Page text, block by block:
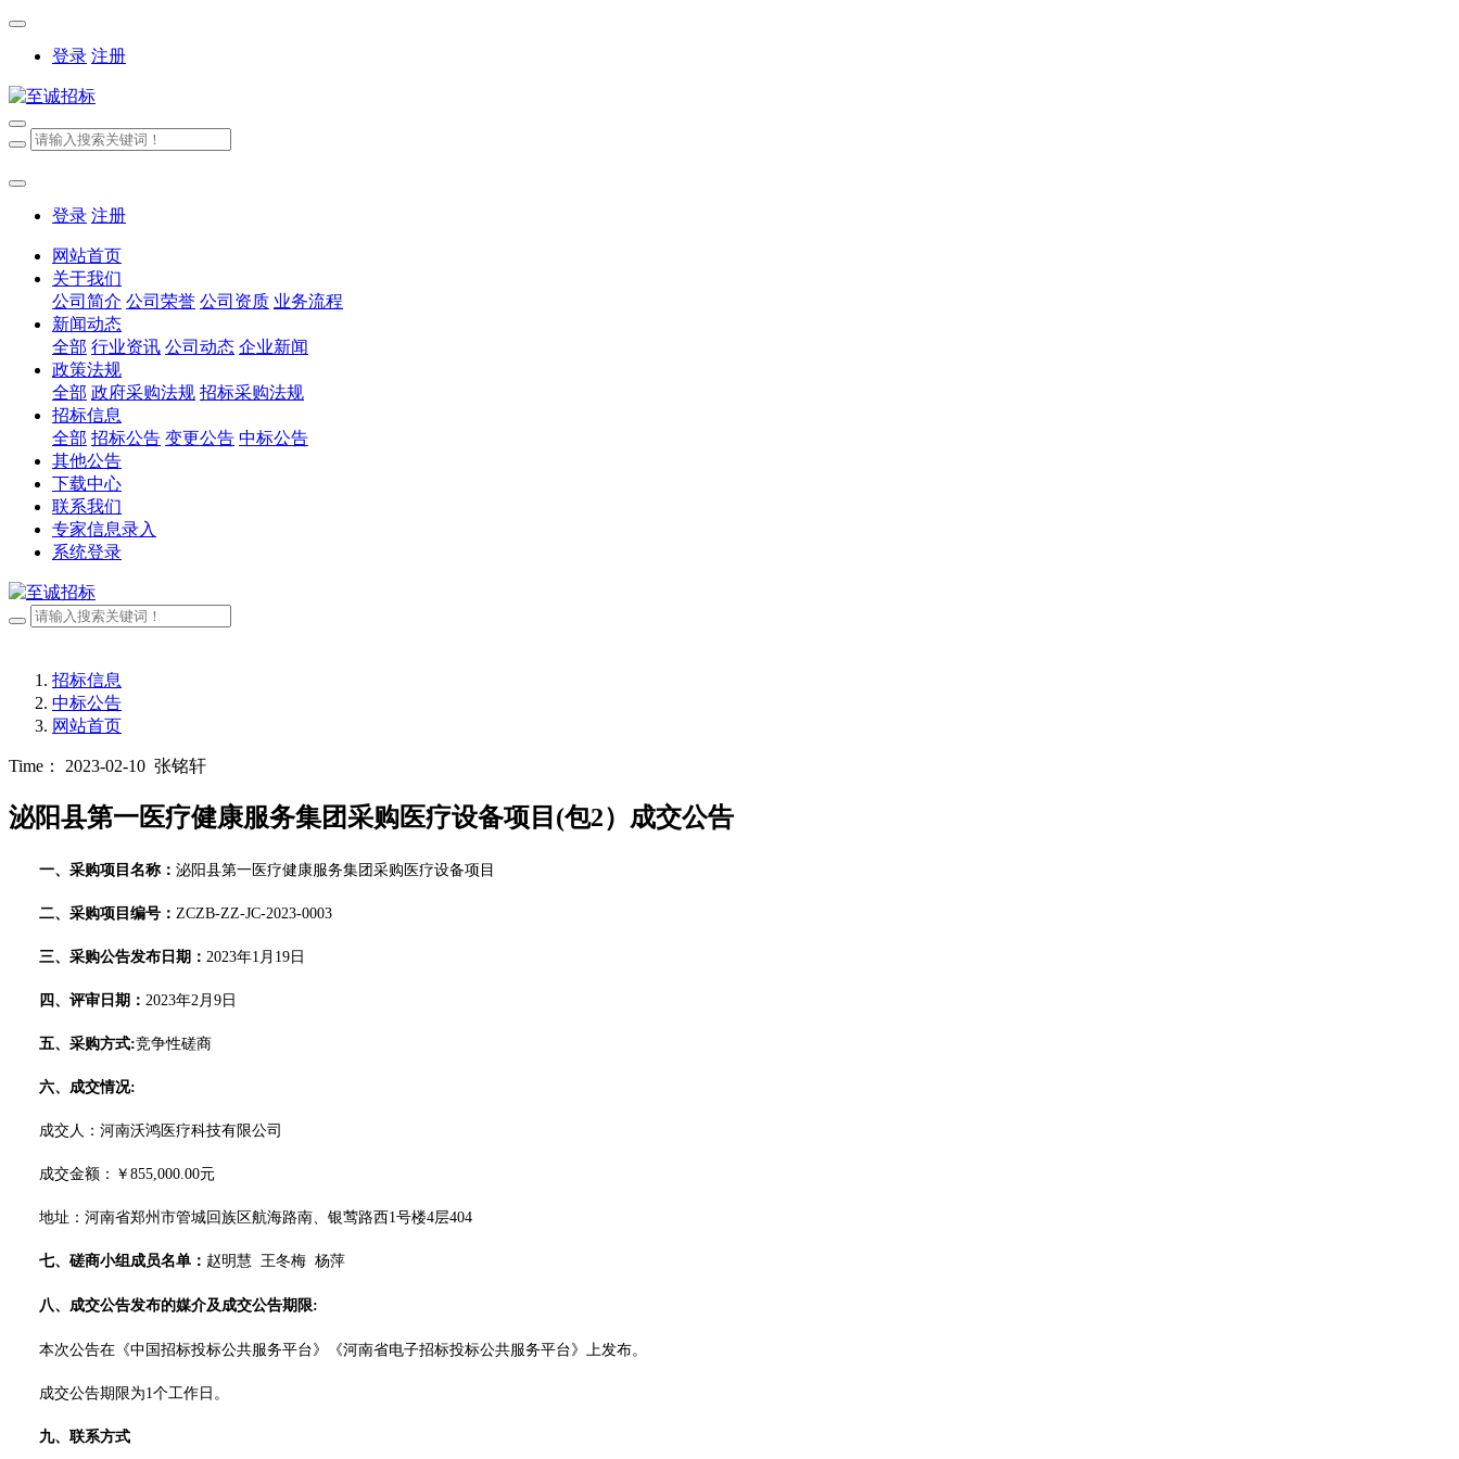
登录 注册
登录 注册
网站首页
关于我们
公司简介 公司荣誉 公司资质 业务流程
新闻动态
全部 行业资讯 公司动态 企业新闻
政策法规
全部 政府采购法规 招标采购法规
招标信息
全部 招标公告 变更公告 中标公告
其他公告
下载中心
联系我们
专家信息录入
系统登录
招标信息
中标公告
网站首页
Time： 2023-02-10 张铭轩
泌阳县第一医疗健康服务集团采购医疗设备项目(包2）成交公告
一、采购项目名称： 泌阳县第一医疗健康服务集团采购医疗设备项目
二、 采购项目编号： ZCZB-ZZ-JC-2023-0003
三、 采购公告发布日期： 2023年1 月 19 日
四、 评审日期： 2023年2月 9 日
五、 采购方式:竞争性磋商
六、 成交情况:
成交人： 河南沃鸿医疗科技有限公司
成交金额 ： ￥ 855,000.00元
地址： 河南省郑州市管城回族区航海路南、银莺路西1号楼4层404
七、 磋商小组成员名单： 赵明慧 王冬梅 杨萍
八、 成交公告发布的媒介及成交公告期限:
本次公告在 《中国招标投标公共服务平台》《河南省电子招标投标公共服务平台》 上发布。
成交公告期限为1个工作日。
九、联系方式